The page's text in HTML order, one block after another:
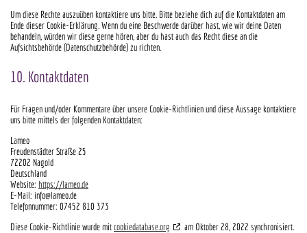
Um diese Rechte auszuüben kontaktiere uns bitte. Bitte beziehe dich auf die Kontaktdaten am
Ende dieser Cookie-Erklärung. Wenn du eine Beschwerde darüber hast, wie wir deine Daten
behandeln, würden wir diese gerne hören, aber du hast auch das Recht diese an die
Aufsichtsbehörde (Datenschutzbehörde) zu richten.
10. Kontaktdaten
Für Fragen und/oder Kommentare über unsere Cookie-Richtlinien und diese Aussage kontaktiere
uns bitte mittels der folgenden Kontaktdaten:
Lameo
Freudenstädter Straße 25
72202 Nagold
Deutschland
Website: https://lameo.de
E-Mail: info@lameo.de
Telefonnummer: 07452 810 373
Diese Cookie-Richtlinie wurde mitcookiedatabase.org am Oktober 28, 2022 synchronisiert.